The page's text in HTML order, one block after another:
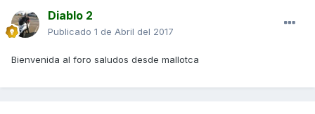
Diablo 2
Publicado 1 de Abril del 2017
Bienvenida al foro saludos desde mallotca